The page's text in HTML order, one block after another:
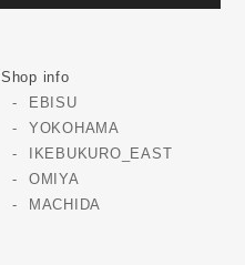
Shop info
EBISU
YOKOHAMA
IKEBUKURO_EAST
OMIYA
MACHIDA